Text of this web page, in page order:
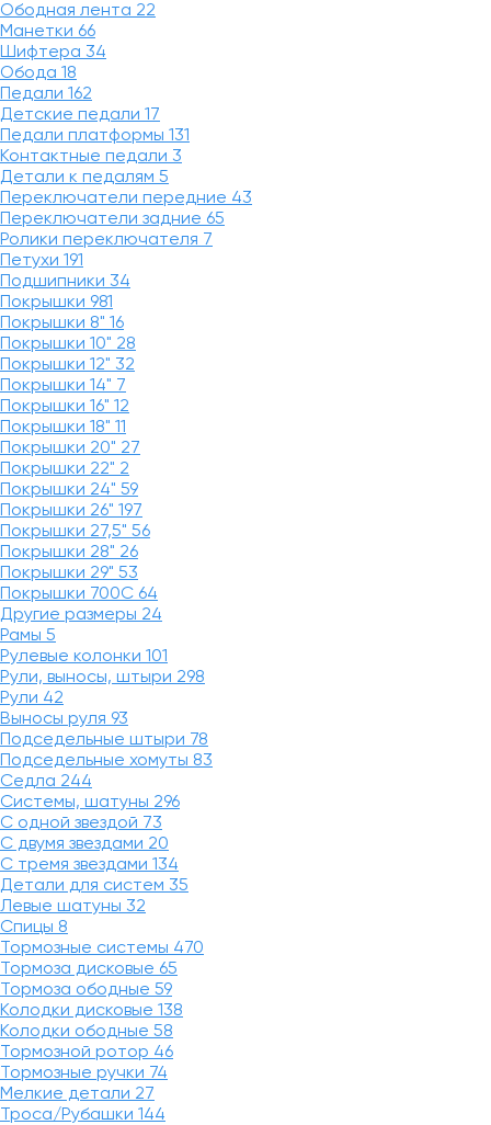
Ободная лента 22
Манетки 66
Шифтера 34
Обода 18
Педали 162
Детские педали 17
Педали платформы 131
Контактные педали 3
Детали к педалям 5
Переключатели передние 43
Переключатели задние 65
Ролики переключателя 7
Петухи 191
Подшипники 34
Покрышки 981
Покрышки 8" 16
Покрышки 10" 28
Покрышки 12" 32
Покрышки 14" 7
Покрышки 16" 12
Покрышки 18" 11
Покрышки 20" 27
Покрышки 22" 2
Покрышки 24" 59
Покрышки 26" 197
Покрышки 27,5" 56
Покрышки 28" 26
Покрышки 29" 53
Покрышки 700C 64
Другие размеры 24
Рамы 5
Рулевые колонки 101
Рули, выносы, штыри 298
Рули 42
Выносы руля 93
Подседельные штыри 78
Подседельные хомуты 83
Седла 244
Системы, шатуны 296
С одной звездой 73
С двумя звездами 20
С тремя звездами 134
Детали для систем 35
Левые шатуны 32
Спицы 8
Тормозные системы 470
Тормоза дисковые 65
Тормоза ободные 59
Колодки дисковые 138
Колодки ободные 58
Тормозной ротор 46
Тормозные ручки 74
Мелкие детали 27
Троса/Рубашки 144